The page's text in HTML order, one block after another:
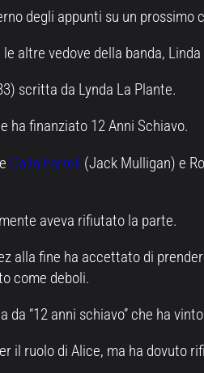
degli appunti su un prossimo
altre vedove della banda,
scritta da Lynda La Plante.
ha finanziato 12 Anni Schiavo.
Colin Farrell (Jack Mulligan) e
aveva rifiutato la parte.
alla fine ha accettato di
come deboli.
“12 anni schiavo” che ha
ruolo di Alice, ma ha dovuto